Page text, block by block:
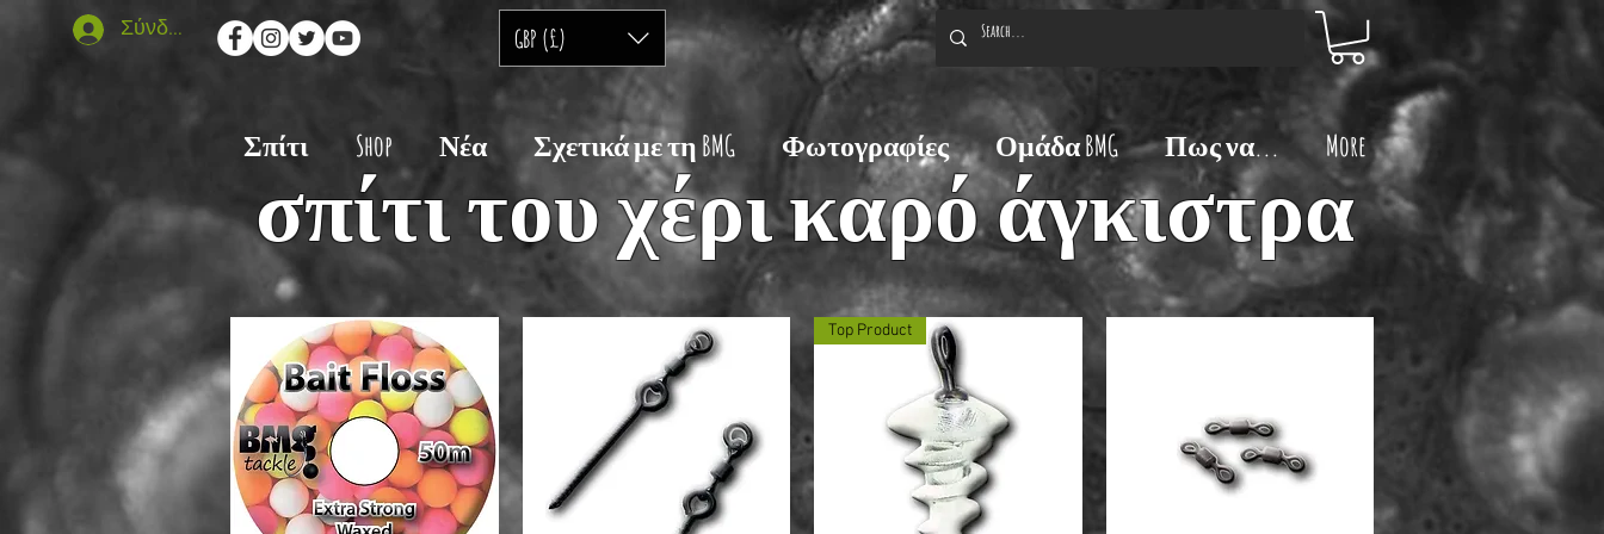
Σύνδεση
Σπίτι Shop Νέα Σχετικά με τη BMG Φωτογραφίες Ομάδα BMG Πως να... More
GBP (£)
σπίτι του χέρι καρό άγκιστρα
Top Product